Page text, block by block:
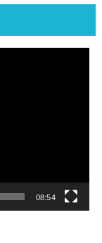
08:54